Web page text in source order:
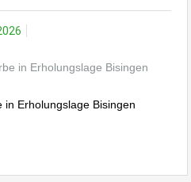
in Erholungslage Bisingen